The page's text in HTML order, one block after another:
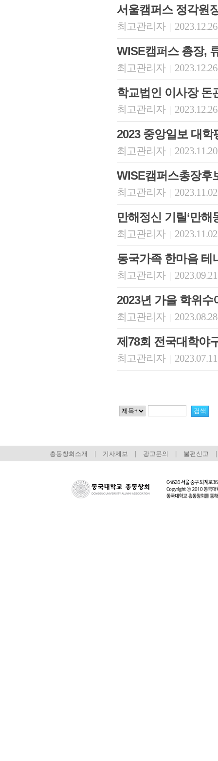
서울캠퍼스 정각원
최고관리자
WISE캠퍼스 총장,
최고관리자
학교법인 이사장 돈
최고관리자
2023 중앙일보 대
최고관리자
WISE캠퍼스총장후
최고관리자
만해정신 기릴‘만해
최고관리자
동국가족 한마음 테
최고관리자
2023년 가을 학위수
최고관리자
제78회 전국대학야
최고관리자
총동창회소개 기사제보 광고문의 불편신고